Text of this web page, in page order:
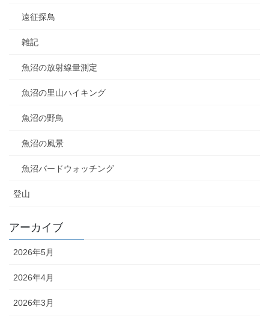
遠征探鳥
雑記
魚沼の放射線量測定
魚沼の里山ハイキング
魚沼の野鳥
魚沼の風景
魚沼バードウォッチング
登山
アーカイブ
2026年5月
2026年4月
2026年3月